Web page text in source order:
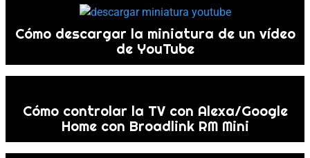
Cómo descargar la miniatura de un vídeo
de YouTube
Cómo controlar la TV con Alexa/Google
Home con Broadlink RM Mini